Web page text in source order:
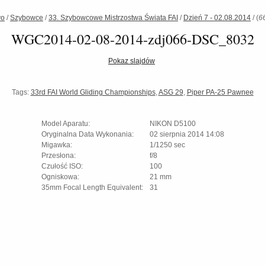
/Szybowce /33. Szybowcowe Mistrzostwa Świata FAI / Dzień 7 - 02.08.2014 /(
WGC2014-02-08-2014-zdj066-DSC_8032
Pokaz slajdów
Tags: 33rd FAI World Gliding Championships,ASG 29, Piper PA-25 Pawnee
Model Aparatu:
NIKON D5100
Oryginalna Data Wykonania:
02 sierpnia 2014 14:08
Migawka:
1/1250 sec
Przesłona:
f/8
Czułość ISO:
100
Ogniskowa:
21 mm
35mm Focal Length Equivalent:
31